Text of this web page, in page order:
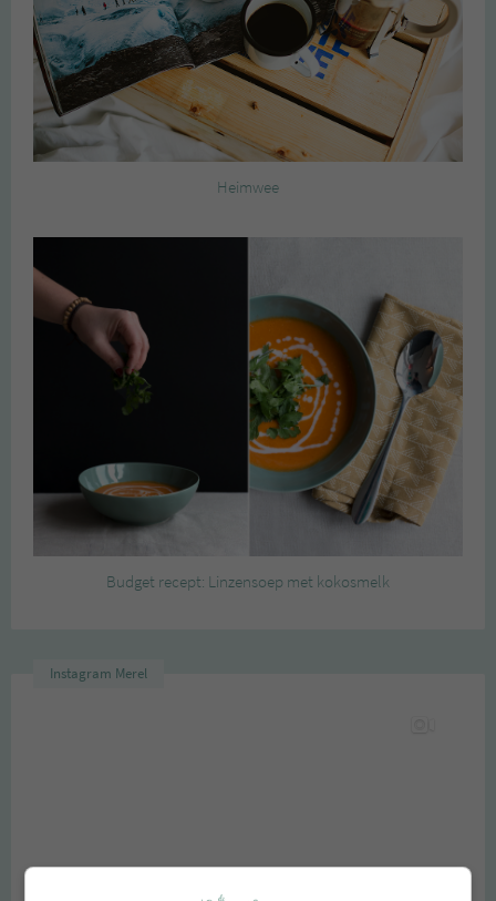
Heimwee
Budget recept: Linzensoep met kokosmelk
Instagram Merel